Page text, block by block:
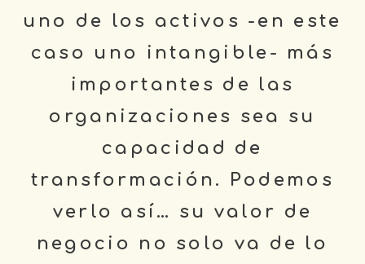
uno de los activos -en este
caso uno intangible- más
importantes de las
organizaciones sea su
capacidad de
transformación. Podemos
verlo así… su valor de
negocio no solo va de lo